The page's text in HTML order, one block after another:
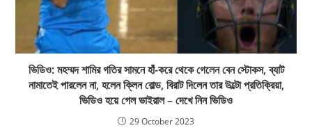
ভিডিও: মহম্মদ শামির গতির সামনে হাঁ-করে থেকে গেলেন বেন স্টোকস, ব্যাট
নামাতেই পারলেন না, হলেন ক্লিন বোল্ড, বিরাট দিলেন তার উল্টো প্রতিক্রিয়া,
ভিডিও হয়ে গেল ভাইরাল – দেখে নিন ভিডিও
29 October 2023